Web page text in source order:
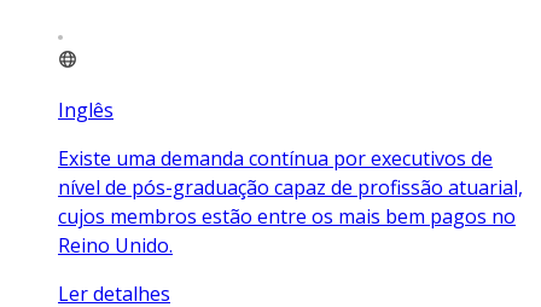
Inglês
Existe uma demanda contínua por executivos de
nível de pós-graduação capaz de profissão atuarial,
cujos membros estão entre os mais bem pagos no
Reino Unido.
Ler detalhes